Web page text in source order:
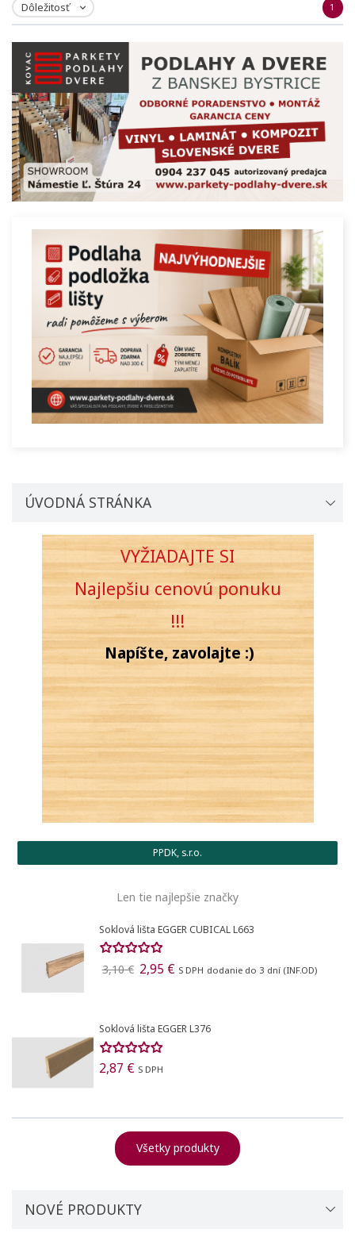
ÚVODNÁ STRÁNKA
VYŽIADAJTE SI
Najlepšiu cenovúponuku
!!!
Napíšte, zavolajte :)
PPDK, s.r.o.
Len tie najlepšie značky
Soklová lišta EGGER CUBICAL L663
3,10 € 2,95 € S DPH dodanie do 3 dní (INF.OD)
Soklová lišta EGGER L376
2,87 € S DPH
Všetky produkty
NOVÉ PRODUKTY
Dôležitosť  1